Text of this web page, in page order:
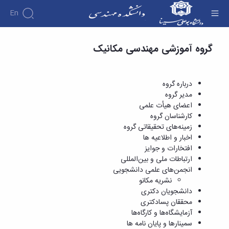
En
دانشکده
تاریخچه
ریاست
دانشکده
روسای
پیشین
افتخارات
آلبوم
عکس
اطلاعات
سازمان
دانشکده
معاونت
آموزشی
کارشناسی
فرم
ها
و
آئین
نامه
ها
آیین‌نامه‌های
معاونت
آموزشی
تحصیلات
تکمیلی
فرم
ها
پژوهش
هفته
پژوهش
کارگاه ها
آزمایشگاه
گروه
برق
گروه
عمران
گروه
مکانیک
گروه
اساتید
دانشکده
اساتید
بازنشسته
کارکنان
دانشکده
مهندسی
آموزشی
مهندسی
برق
مهندسی
مهندسی
عمران
مهندسی
صنایع
ارتباطات ملی و بین‌المللی - دانشکده فنی و
مهندسی
گروه آموزشی مهندسی مکانیک
درباره گروه
مدیر گروه
اعضای هیأت علمی
کارشناسان گروه
زمینه‌های تحقیقاتی گروه
اخبار و اطلاعیه ها
افتخارات و جوایز
ارتباطات ملی و بین‌المللی
انجمن‌های علمی دانشجویی
نشریه مکانو
دانشجویان دکتری
محققان پسادکتری
آزمایشگاه‌ها و کارگاه‌ها
سمینارها و پایان نامه ها